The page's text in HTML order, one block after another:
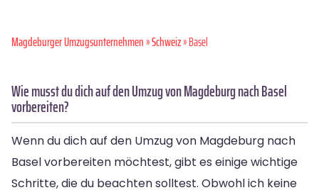
Magdeburger Umzugsunternehmen»Schweiz» Basel
Wie musst du dich auf den Umzug von Magdeburg nach Basel
vorbereiten?
Wenn du dich auf den Umzug von Magdeburg nach
Basel vorbereiten möchtest, gibt es einige wichtige
Schritte, die du beachten solltest. Obwohl ich keine